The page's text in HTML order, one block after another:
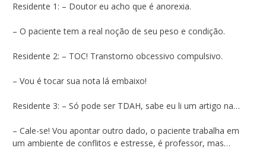
Residente 1: – Doutor eu acho que é anorexia.
– O paciente tem a real noção de seu peso e condição.
Residente 2: – TOC! Transtorno obcessivo compulsivo.
– Vou é tocar sua nota lá embaixo!
Residente 3: – Só pode ser TDAH, sabe eu li um artigo na…
– Cale-se! Vou apontar outro dado, o paciente trabalha em
um ambiente de conflitos e estresse, é professor, mas…